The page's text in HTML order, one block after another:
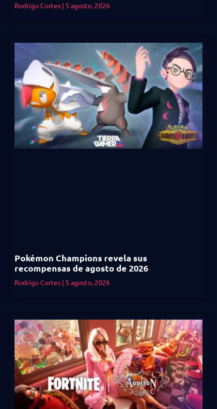
Rodrigo Cortes 5 agosto, 2026
Pokémon Champions revela sus
recompensas de agosto de 2026
Rodrigo Cortes 5 agosto, 2026